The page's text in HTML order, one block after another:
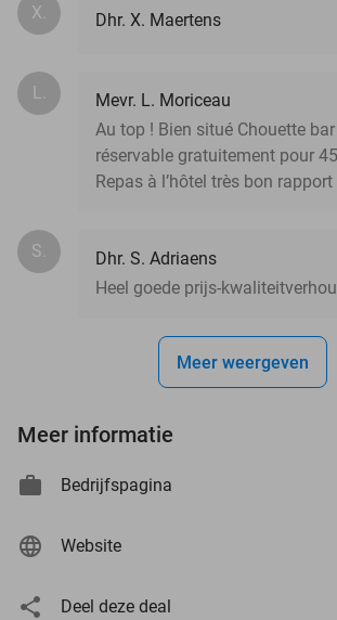
X. Dhr. X. Maertens
L.
Mevr. L. Moriceau
Au top ! Bien situé Chouette
réservable gratuitement pour
Repas à l’hôtel très bon
S.
Dhr. S. Adriaens
Heel goede prijs-
Meer weergeven
Meer informatie
Bedrijfspagina
Website
Deel deze deal